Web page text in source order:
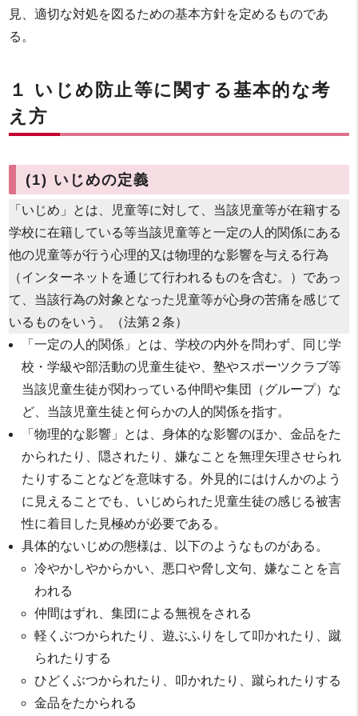
見、適切な対処を図るための基本方針を定めるものであ
る。
１ いじめ防止等に関する基本的な考
え方
(1) いじめの定義
「いじめ」とは、児童等に対して、当該児童等が在籍する
学校に在籍している等当該児童等と一定の人的関係にある
他の児童等が行う心理的又は物理的な影響を与える行為
（インターネットを通じて行われるものを含む。）であっ
て、当該行為の対象となった児童等が心身の苦痛を感じて
いるものをいう。（法第２条）
「一定の人的関係」とは、学校の内外を問わず、同じ学
校・学級や部活動の児童生徒や、塾やスポーツクラブ等
当該児童生徒が関わっている仲間や集団（グループ）な
ど、当該児童生徒と何らかの人的関係を指す。
「物理的な影響」とは、身体的な影響のほか、金品をた
かられたり、隠されたり、嫌なことを無理矢理させられ
たりすることなどを意味する。外見的にはけんかのよう
に見えることでも、いじめられた児童生徒の感じる被害
性に着目した見極めが必要である。
具体的ないじめの態様は、以下のようなものがある。
冷やかしやからかい、悪口や脅し文句、嫌なことを言
われる
仲間はずれ、集団による無視をされる
軽くぶつかられたり、遊ぶふりをして叩かれたり、蹴
られたりする
ひどくぶつかられたり、叩かれたり、蹴られたりする
金品をたかられる